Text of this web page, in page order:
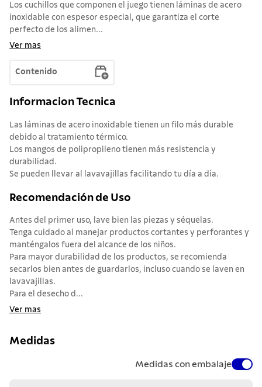
Los cuchillos que componen el juego tienen láminas de acero
inoxidable con espesor especial, que garantiza el corte
perfecto de los alimen...
Ver mas
Contenido
Informacion Tecnica
Las láminas de acero inoxidable tienen un filo más durable
debido al tratamiento térmico.
Los mangos de polipropileno tienen más resistencia y
durabilidad.
Se pueden llevar al lavavajillas facilitando tu día a día.
Recomendación de Uso
Antes del primer uso, lave bien las piezas y séquelas.
Tenga cuidado al manejar productos cortantes y perforantes y
manténgalos fuera del alcance de los niños.
Para mayor durabilidad de los productos, se recomienda
secarlos bien antes de guardarlos, incluso cuando se laven en
lavavajillas.
Para el desecho d...
Ver mas
Medidas
Medidas con embalaje